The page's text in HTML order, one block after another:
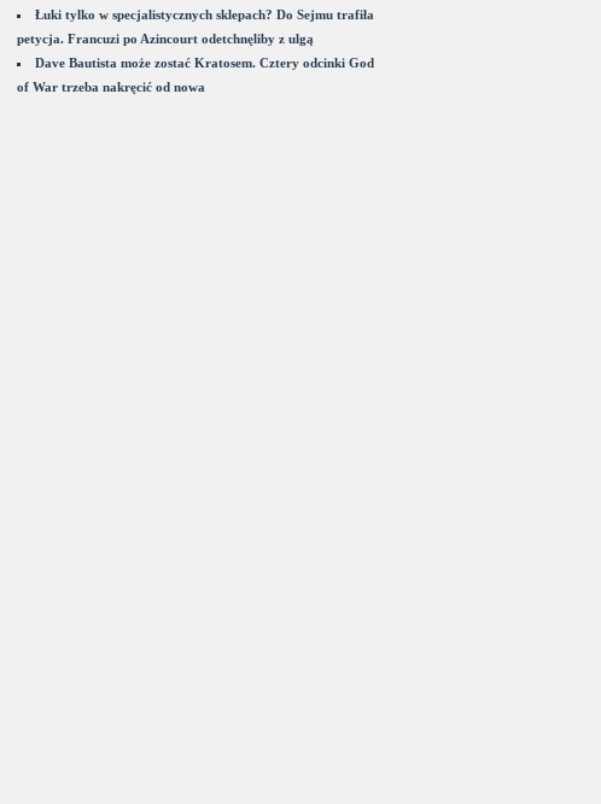
Łuki tylko w specjalistycznych sklepach? Do Sejmu trafiła
petycja. Francuzi po Azincourt odetchnęliby z ulgą
Dave Bautista może zostać Kratosem. Cztery odcinki God
of War trzeba nakręcić od nowa